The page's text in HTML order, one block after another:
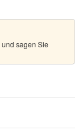
und sagen Sie